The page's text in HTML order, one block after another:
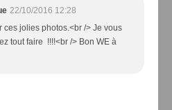
22/10/2016 12:28
ces jolies photos.<br /> Je vous
tout faire !!!!<br /> Bon WE à